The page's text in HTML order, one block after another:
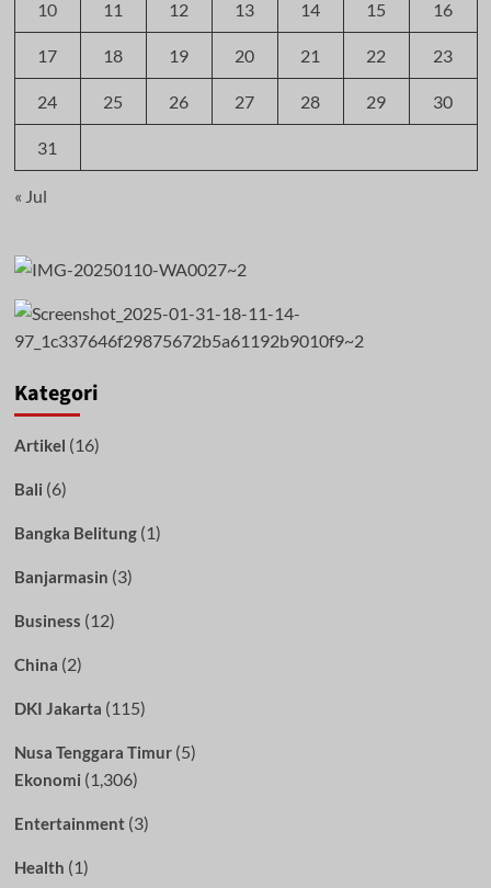
10 11 12 13 14 15 16
17 18 19 20 21 22 23
24 25 26 27 28 29 30
31
« Jul
Kategori
Artikel (16)
Bali (6)
Bangka Belitung(1)
Banjarmasin (3)
Business (12)
China (2)
DKI Jakarta (115)
Nusa Tenggara Timur(5)
Ekonomi (1,306)
Entertainment(3)
Health (1)